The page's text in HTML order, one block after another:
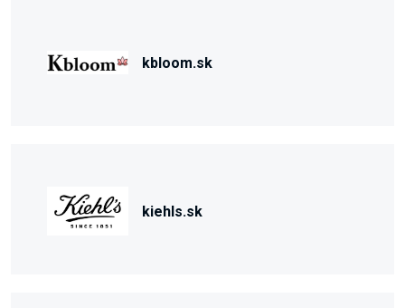
kbloom.sk
kiehls.sk